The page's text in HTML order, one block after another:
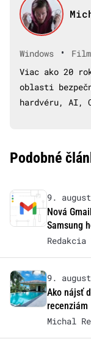
Windows •
Viac ako 20
oblasti
hardvéru, AI,
Podobné
9.
Nová
Samsung
Redakcia
9.
Ako nájsť
recenziám
Michal